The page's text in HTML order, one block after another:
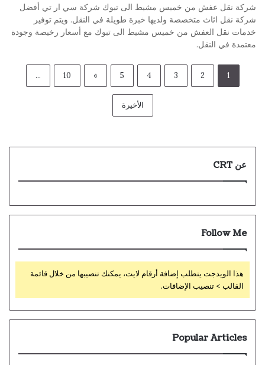
شركة نقل عفش من خميس مشيط الى تبوك شركة سي ار تي أفضل
شركة نقل اثاث متخصصة ولديها خبرة طويلة في النقل. ويتم توفير
خدمات نقل العفش من خميس مشيط الى تبوك مع أسعار رخيصة وجودة
معتمدة في النقل.
1
2
3
4
5
»
10
...
الأخيرة
عن CRT
Follow Me
هذا الويدجت يتطلب إضافة أرقام لايت، يمكنك تنصيبها من خلال قائمة
القالب > تنصيب الإضافات.
Popular Articles